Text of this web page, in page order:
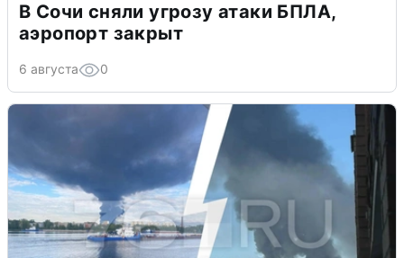
В Сочи сняли угрозу атаки БПЛА,
аэропорт закрыт
6 августа 0